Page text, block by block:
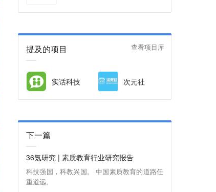
提及的项目 查看项目库
实话科技 次元社
下一篇
36氪研究 | 素质教育行业研究报告
科技强国，科教兴国。 中国素质教育的道路任
重道远。